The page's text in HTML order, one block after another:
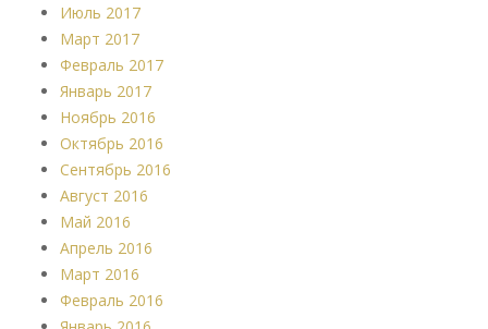
Июль 2017
Март 2017
Февраль 2017
Январь 2017
Ноябрь 2016
Октябрь 2016
Сентябрь 2016
Август 2016
Май 2016
Апрель 2016
Март 2016
Февраль 2016